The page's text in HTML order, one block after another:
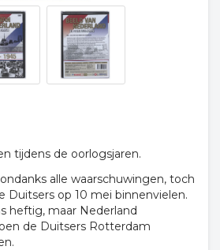
tijdens de oorlogsjaren.
alle waarschuwingen, toch
Duitsers op 10 mei binnenvielen.
heftig, maar Nederland
de Duitsers Rotterdam